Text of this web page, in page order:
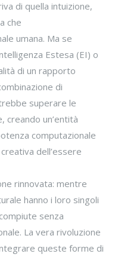
di quella intuizione,
che
umana. Ma se
Estesa (EI) o
di un rapporto
di
superare le
creando un’entità
computazionale
dell’essere
rinnovata: mentre
hanno i loro singoli
senza
La vera rivoluzione
queste forme di